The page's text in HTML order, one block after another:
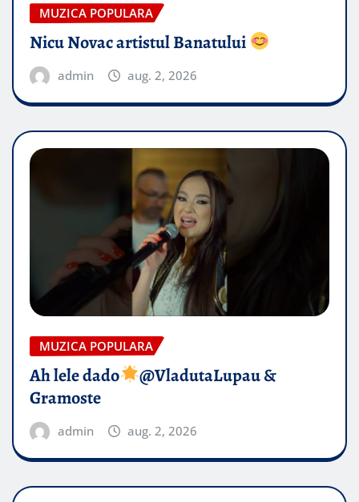
MUZICA POPULARA
Nicu Novac artistul Banatului
admin aug. 2, 2026
MUZICA POPULARA
Ah lele dado​
@VladutaLupau &
Gramoste
admin aug. 2, 2026